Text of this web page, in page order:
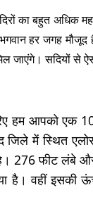
का बहुत अधिक
भगवान हर जगह
जाएंगे। सदियों से
आपको एक
जिले में स्थित
276 फीट लंबे
है। वहीं इसकी